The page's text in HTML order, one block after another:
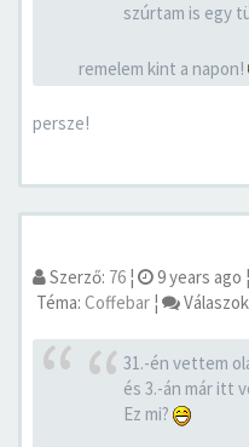
szúrtam is egy
remelem kint a napon!
persze!
Szerző: 76 ¦ 9 years ago ¦
Téma: Coffebar ¦
31.-én vettem
és 3.-án már itt
Ez mi?